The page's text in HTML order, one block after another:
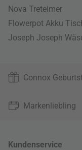
Nova Treteimer
Flowerpot Akku
Joseph Joseph
Connox
Markenliebling
Kundenservice